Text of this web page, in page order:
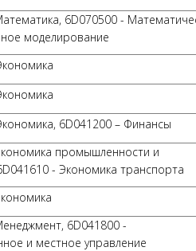
6D070500 -
моделирование
6D041200 – Финансы
промышленности и
- Экономика транспорта
6D041800 -
и местное управление